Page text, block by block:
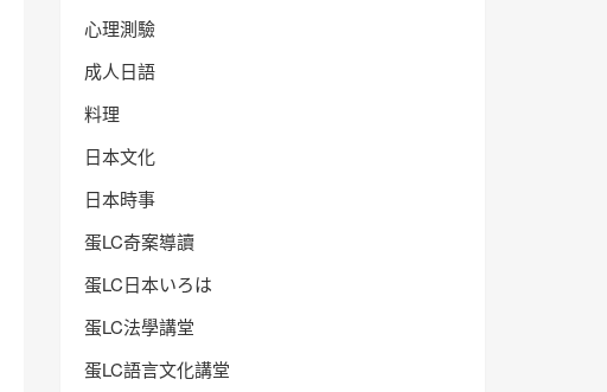
心理測驗
成人日語
料理
日本文化
日本時事
蛋LC奇案導讀
蛋LC日本いろは
蛋LC法學講堂
蛋LC語言文化講堂